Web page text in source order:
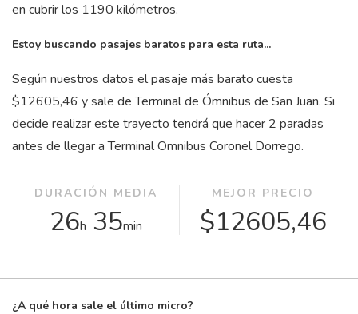
en cubrir los 1190 kilómetros.
Estoy buscando pasajes baratos para esta ruta...
Según nuestros datos el pasaje más barato cuesta
$12605,46 y sale de Terminal de Ómnibus de San Juan. Si
decide realizar este trayecto tendrá que hacer 2 paradas
antes de llegar a Terminal Omnibus Coronel Dorrego.
DURACIÓN MEDIA
26h 35min
MEJOR PRECIO
$12605,46
¿A qué hora sale el último micro?